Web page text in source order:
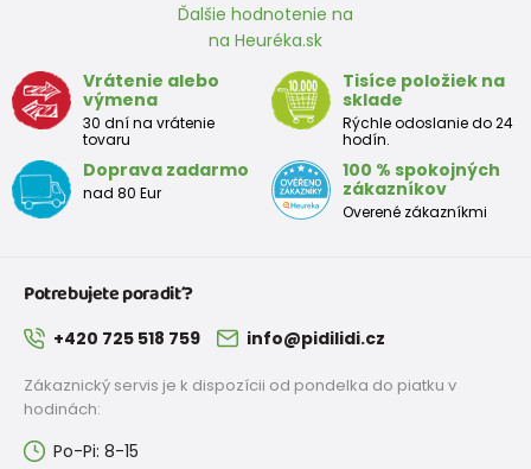
18-24 mesiace
98
104 3-4 rokov 99 - 104
110 4-5 rokov 105 - 111
116 112 - 116
140
146
Ďalšie hodnotenie na
na Heuréka.sk
Vrátenie alebo
výmena
30 dní na vrátenie
tovaru
Tisíce položiek na
sklade
Rýchle odoslanie do 24
hodín.
Doprava zadarmo
nad 80 Eur
100 % spokojných
zákazníkov
Overené zákazníkmi
Potrebujete poradiť?
+420 725 518 759 info@pidilidi.cz
Zákaznický servis je k dispozícii od pondelka do piatku v
hodinách:
Po-Pi: 8-15